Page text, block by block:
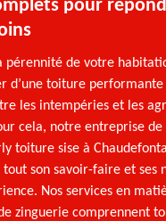
pour
pérennité de votre
d’une toiture performante
les intempéries et les
cela, notre entreprise
toiture sise à
son savoir-faire et ses
Nos services en
zinguerie comprennent